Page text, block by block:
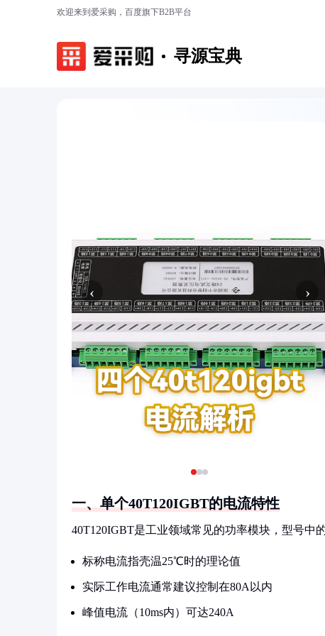
欢迎来到爱采购，百度旗下B2B平台
寻源宝典
‹ ›
一、单个40T120IGBT的电流特性
40T120IGBT是工业领域常见的功率模块，型号中
标称电流指壳温25℃时的理论值
实际工作电流通常建议控制在80A以内
峰值电流（10ms内）可达240A